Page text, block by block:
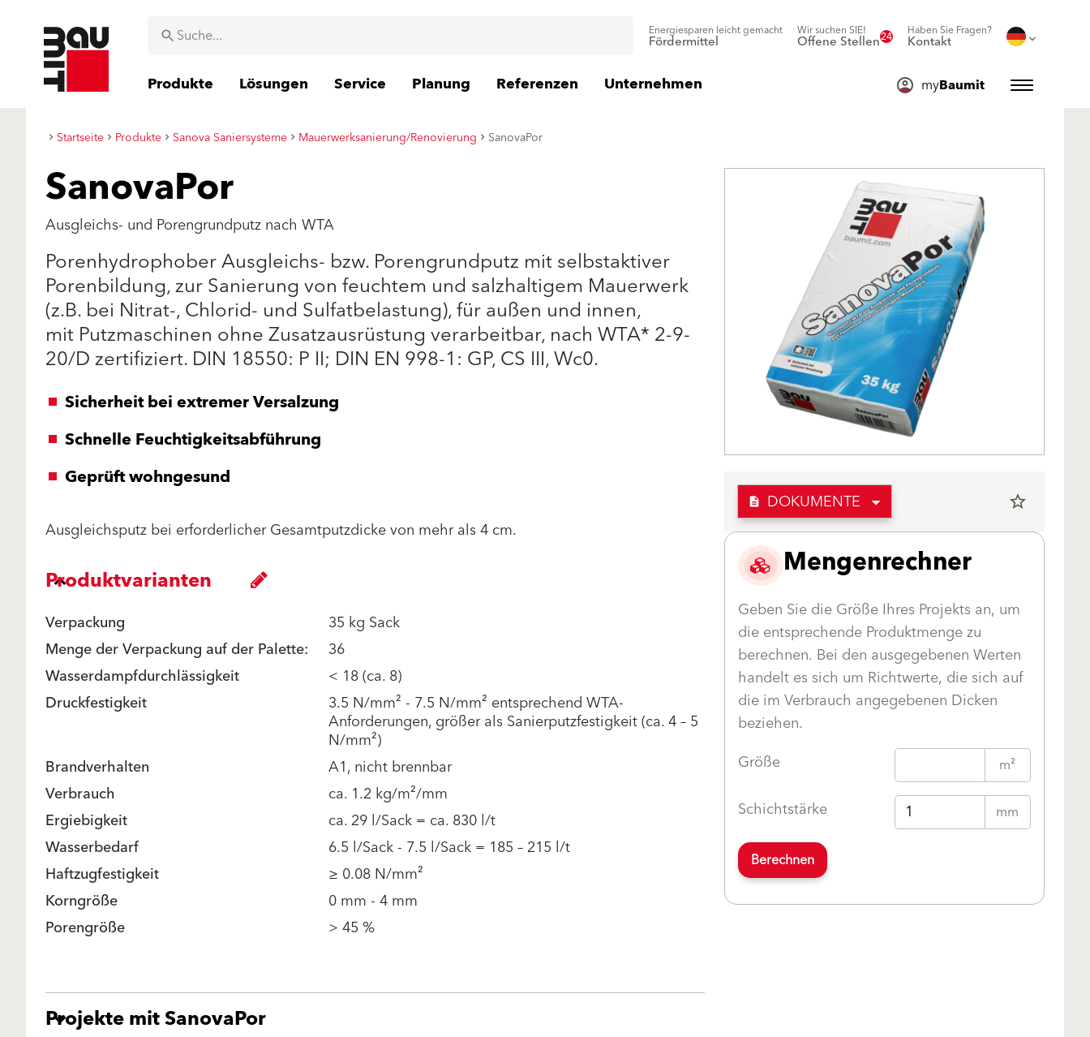
Energiesparen leicht gemacht
Fördermittel
Wir suchen SIE!
Offene Stellen24 Haben Sie Fragen?
Kontakt
Produkte Lösungen Service Planung Referenzen Unternehmen myBaumit
Startseite Produkte Sanova Saniersysteme Mauerwerksanierung/Renovierung SanovaPor
SanovaPor
Ausgleichs- und Porengrundputz nach WTA
Porenhydrophober Ausgleichs- bzw. Porengrundputz mit selbstaktiver
Porenbildung, zur Sanierung von feuchtem und salzhaltigem Mauerwerk
(z.B. bei Nitrat-, Chlorid- und Sulfatbelastung), für außen und innen,
mit Putzmaschinen ohne Zusatzausrüstung verarbeitbar, nach WTA* 2-9-
20/D zertifiziert. DIN 18550: P II; DIN EN 998-1: GP, CS III, Wc0.
Sicherheit bei extremer Versalzung
Schnelle Feuchtigkeitsabführung
Geprüft wohngesund
Ausgleichsputz bei erforderlicher Gesamtputzdicke von mehr als 4 cm.
Produktvarianten
Verpackung
35 kg Sack
Menge der Verpackung auf der Palette:
36
Wasserdampfdurchlässigkeit
< 18 (ca. 8)
Druckfestigkeit
3.5 N/mm² - 7.5 N/mm² entsprechend WTA-
Anforderungen, größer als Sanierputzfestigkeit (ca. 4 – 5
N/mm²)
Brandverhalten
A1, nicht brennbar
Verbrauch
ca. 1.2 kg/m²/mm
Ergiebigkeit
ca. 29 l/Sack = ca. 830 l/t
Wasserbedarf
6.5 l/Sack - 7.5 l/Sack = 185 – 215 l/t
Haftzugfestigkeit
≥ 0.08 N/mm²
Korngröße
0 mm - 4 mm
Porengröße
> 45 %
Projekte mit SanovaPor
description DOKUMENTE star_border
Mengenrechner
Geben Sie die Größe Ihres Projekts an, um
die entsprechende Produktmenge zu
berechnen. Bei den ausgegebenen Werten
handelt es sich um Richtwerte, die sich auf
die im Verbrauch angegebenen Dicken
beziehen.
Größe
m²
Schichtstärke mm
Berechnen